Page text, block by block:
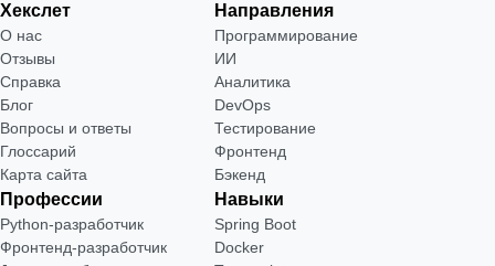
Хекслет
О нас
Отзывы
Справка
Блог
Вопросы и ответы
Глоссарий
Карта сайта
Направления
Программирование
ИИ
Аналитика
DevOps
Тестирование
Фронтенд
Бэкенд
Профессии
Python-разработчик
Фронтенд-разработчик
Навыки
Spring Boot
Docker